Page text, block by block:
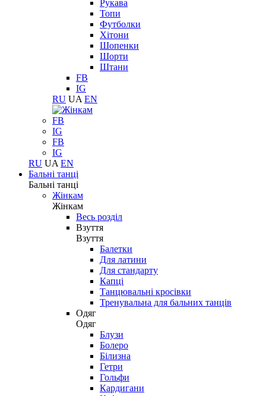
Рукава
Топи
Футболки
Хітони
Шопенки
Шорти
Штани
FB
IG
RU UA EN
FB
IG
FB
IG
RU UA EN
Бальні танці
Бальні танці
Жінкам
Жінкам
Весь розділ
Взуття
Взуття
Балетки
Для латини
Для стандарту
Капці
Танцювальні кросівки
Тренувальна для бальних танців
Одяг
Одяг
Блузи
Болеро
Білизна
Гетри
Гольфи
Кардигани